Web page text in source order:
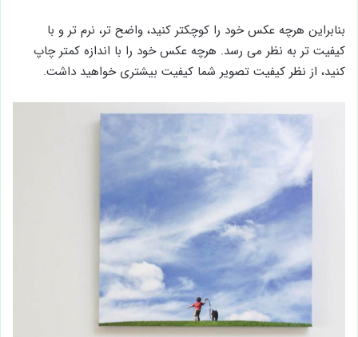
بنابراین هرچه عکس خود را کوچکتر کنید، واضح تر، نرم تر و با
کیفیت تر به نظر می رسد. هرچه عکس خود را با اندازه کمتر چاپ
کنید، از نظر کیفیت تصویر شما کیفیت بیشتری خواهید داشت.